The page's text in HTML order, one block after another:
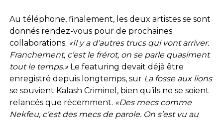
Au téléphone, finalement, les deux artistes se sont
donnés rendez-vous pour de prochaines
collaborations. «Il y a d’autres trucs qui vont arriver.
Franchement, c’est le frérot, on se parle quasiment
tout le temps.» Le featuring devait déjà être
enregistré depuis longtemps, sur La fosse aux lions
se souvient Kalash Criminel, bien qu’ils ne se soient
relancés que récemment. «Des mecs comme
Nekfeu, c’est des mecs de parole. On s’est vu au